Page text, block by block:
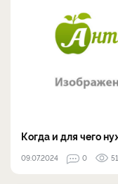
Когда и для чего
09.07.2024 0 51